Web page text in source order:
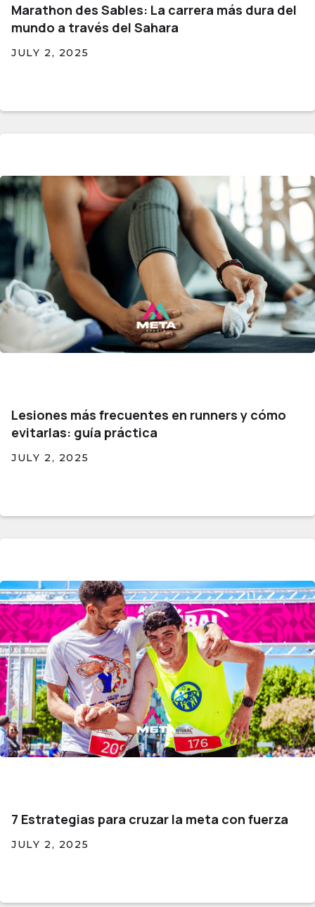
Marathon des Sables: La carrera más dura del
mundo a través del Sahara
JULY 2, 2025
Lesiones más frecuentes en runners y cómo
evitarlas: guía práctica
JULY 2, 2025
7 Estrategias para cruzar la meta con fuerza
JULY 2, 2025